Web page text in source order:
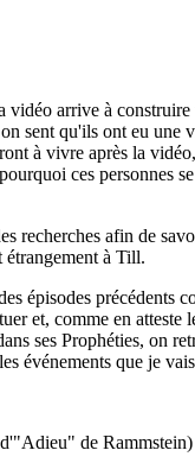
vidéo arrive à
sent qu'ils ont eu une
à vivre après la
ces personnes
recherches afin de
étrangement à Till.
épisodes précédents
et, comme en atteste
ses Prophéties, on
événements que je
de Rammstein)